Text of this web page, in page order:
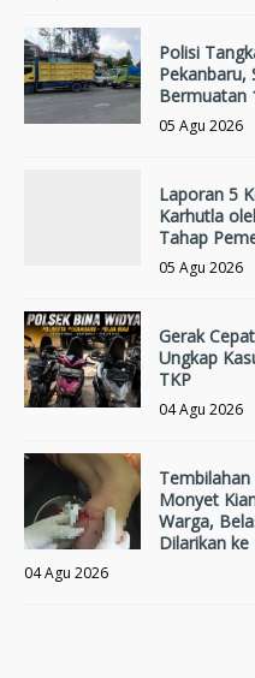
Polisi
Pekanbaru,
Bermuatan
05 Agu 2026
Laporan 5
Karhutla
Tahap
05 Agu 2026
Gerak
Ungkap
TKP
04 Agu 2026
Monyet
Warga,
Dilarikan ke
04 Agu 2026